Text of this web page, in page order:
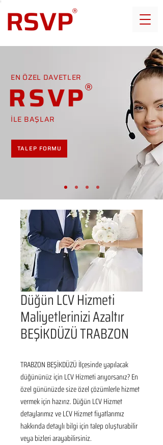
EN ÖZEL DAVETLER
RSVP
İLE BAŞLAR
TALEP FORMU
Düğün LCV Hizmeti
Maliyetlerinizi Azaltır
BEŞİKDÜZÜ TRABZON
TRABZON BEŞİKDÜZÜ İlçesinde yapılacak
düğününüz için LCV Hizmeti arıyorsanız? En
özel gününüzde size özel çözümlerle hizmet
vermek için hazırız. Düğün LCV Hizmet
detaylarımız ve LCV Hizmet fiyatlarımız
hakkında detaylı bilgi için talep oluşturabilir
veya bizleri arayabilirsiniz.